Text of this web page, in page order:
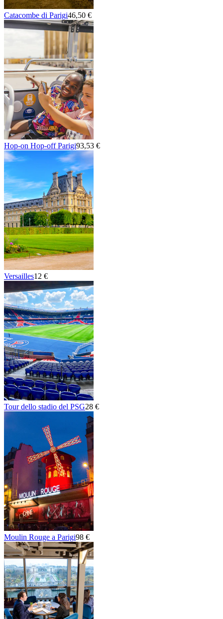
Catacombe di Parigi46,50 €
Hop-on Hop-off Parigi93,53 €
Versailles12 €
Tour dello stadio del PSG28 €
Moulin Rouge a Parigi98 €